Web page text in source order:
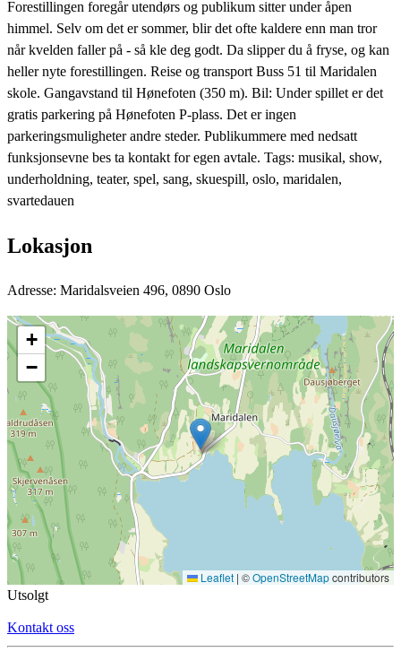
Forestillingen foregår utendørs og publikum sitter under åpen
himmel. Selv om det er sommer, blir det ofte kaldere enn man tror
når kvelden faller på - så kle deg godt. Da slipper du å fryse, og kan
heller nyte forestillingen. Reise og transport Buss 51 til Maridalen
skole. Gangavstand til Hønefoten (350 m). Bil: Under spillet er det
gratis parkering på Hønefoten P-plass. Det er ingen
parkeringsmuligheter andre steder. Publikummere med nedsatt
funksjonsevne bes ta kontakt for egen avtale. Tags: musikal, show,
underholdning, teater, spel, sang, skuespill, oslo, maridalen,
svartedauen
Lokasjon
Adresse: Maridalsveien 496, 0890 Oslo
+
−
Leaflet | ©OpenStreetMapcontributors
Utsolgt
Kontakt oss